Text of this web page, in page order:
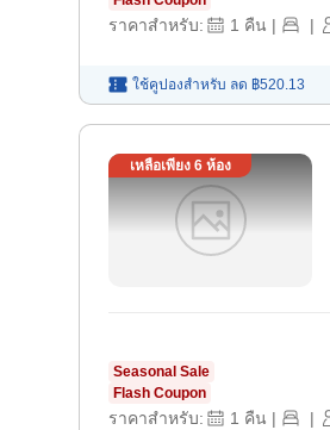
ราคาสำหรับ: 1 คืน | |
ใช้คูปองสำหรับ ลด ฿520.13
เหลือเพียง 6ห้อง
Seasonal Sale
Flash Coupon
ราคาสำหรับ: 1 คืน | |